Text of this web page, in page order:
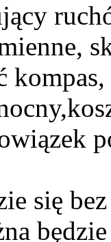
się